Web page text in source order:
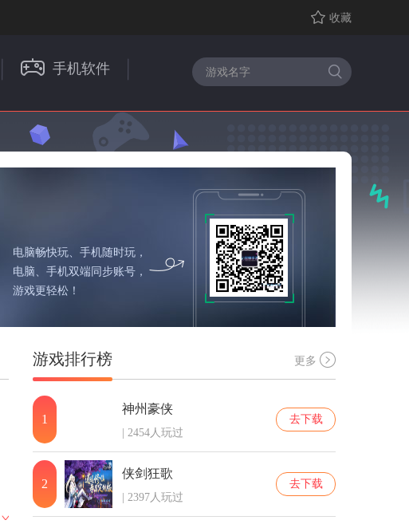
收藏
手机软件
电脑畅快玩、手机随时玩，
电脑、手机双端同步账号，
游戏更轻松！
游戏排行榜 更多
1
神州豪侠
| 2454人玩过
去下载
2
侠剑狂歌
| 2397人玩过
去下载